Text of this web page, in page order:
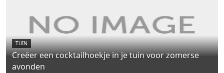
TUIN
Creëer een cocktailhoekje in je tuin voor zomerse
avonden